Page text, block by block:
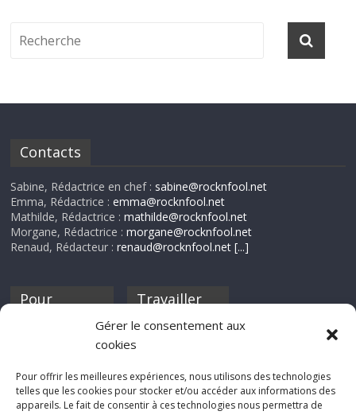
Gérer le consentement aux
cookies
Pour offrir les meilleures expériences, nous utilisons des technologies
telles que les cookies pour stocker et/ou accéder aux informations des
appareils. Le fait de consentir à ces technologies nous permettra de
Contacts
Sabine, Rédactrice en chef : sabine@rocknfool.net
Emma, Rédactrice :emma@rocknfool.net
Mathilde, Rédactrice :mathilde@rocknfool.net
Morgane, Rédactrice :morgane@rocknfool.net
Renaud, Rédacteur :renaud@rocknfool.net [...]
Pour
discothèque
Travailler
Si tu souhaites
Rocknfool, n'hésite
pas à nous envoyer
tes chroniques de